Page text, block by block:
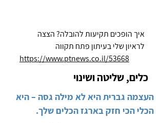
איך הופכים תקיעות להובלה? הצצה
לראיון שלי בעיתון פתח תקווה
https://www.ptnews.co.il/53668
כלים, שליטה ושינוי
העצמה גברית היא לא מילה גסה – היא
הכלי הכי חזק בארגז הכלים שלך.